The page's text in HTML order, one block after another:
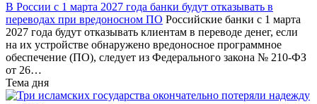
В России с 1 марта 2027 года банки будут отказывать в
переводах при вредоносном ПО Российские банки с 1 марта
2027 года будут отказывать клиентам в переводе денег, если
на их устройстве обнаружено вредоносное программное
обеспечение (ПО), следует из Федерального закона № 210-ФЗ
от 26…
Тема дня